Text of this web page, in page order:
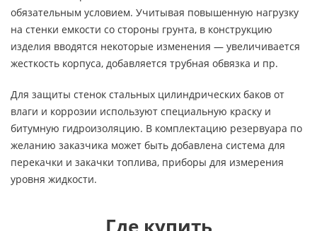
обязательным условием. Учитывая повышенную нагрузку
на стенки емкости со стороны грунта, в конструкцию
изделия вводятся некоторые изменения — увеличивается
жесткость корпуса, добавляется трубная обвязка и пр.
Для защиты стенок стальных цилиндрических баков от
влаги и коррозии используют специальную краску и
битумную гидроизоляцию. В комплектацию резервуара по
желанию заказчика может быть добавлена система для
перекачки и закачки топлива, приборы для измерения
уровня жидкости.